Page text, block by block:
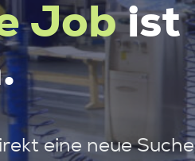
Jobist
eine neue Suche